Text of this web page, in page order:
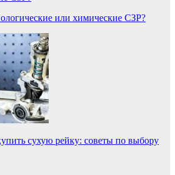
или химические СЗР?
сухую рейку: советы по выбору